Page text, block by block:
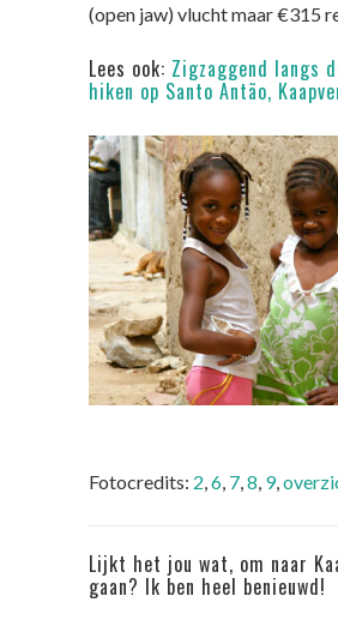
(open jaw) vlucht maar €315
Lees ook: Zigzaggend langs
hiken op Santo Antão,
Fotocredits: 2,6, 7,8, 9,
Lijkt het jou wat, om naar
gaan? Ik ben heel benieuwd!